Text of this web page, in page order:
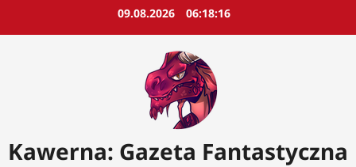
09.08.2026 06:18:19
Kawerna: Gazeta Fantastyczna